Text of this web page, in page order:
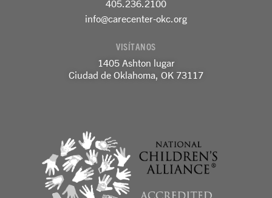
o
k
r
a
i
n
405.236.2100
info@carecenter-okc.org
VISÍTANOS
1405 Ashton lugar
Ciudad de Oklahoma, OK 73117